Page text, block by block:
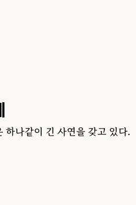
하나같이 긴 사연을 갖고 있다.